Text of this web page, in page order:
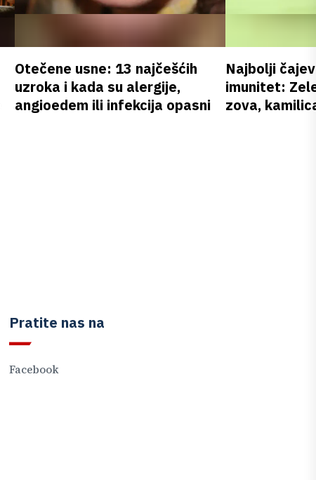
Otečene usne: 13 najčešćih
uzroka i kada su alergije,
angioedem ili infekcija opasni
Najbolji
imunitet:
zova,
Pratite nas na
Facebook